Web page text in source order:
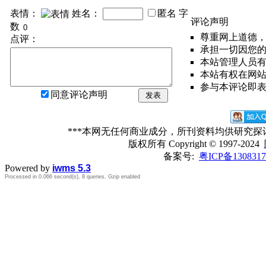
表情： 姓名： 匿名 字
数
点评：
同意评论声明 发表
评论声明
尊重网上道德
承担一切因您
本站管理人员
本站有权在网
参与本评论即
***本网无任何商业成分，所刊资料均供研究
版权所有 Copyright © 1997-2024
备案号: 粤ICP备
Powered by iwms 5.3
Processed in 0.066 second(s), 8 queries, Gzip enabled